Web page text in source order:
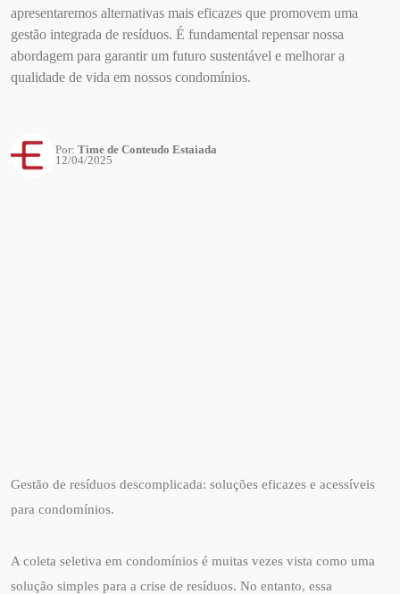
apresentaremos alternativas mais eficazes que promovem uma
gestão integrada de resíduos. É fundamental repensar nossa
abordagem para garantir um futuro sustentável e melhorar a
qualidade de vida em nossos condomínios.
Por: Time de Conteudo Estaiada
12/04/2025
Gestão de resíduos descomplicada: soluções eficazes e acessíveis
para condomínios.
A coleta seletiva em condomínios é muitas vezes vista como uma
solução simples para a crise de resíduos. No entanto, essa